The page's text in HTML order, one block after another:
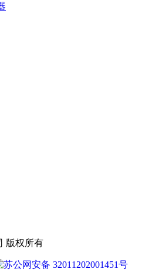
版权所有
苏公网安备 32011202001451号